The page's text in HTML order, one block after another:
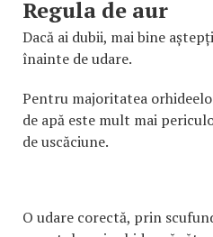
Regula de aur
Dacă ai dubii, mai bine
înainte de udare.
Pentru majoritatea
de apă este mult mai
de uscăciune.
O udare corectă, prin